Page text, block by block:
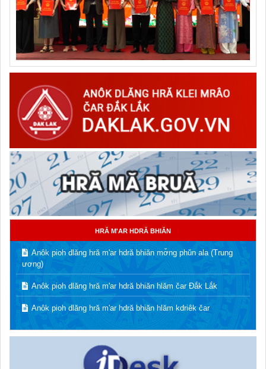
HRĂ M'AR HDRĂ BHIĂN
Anôk pioh dlăng hră m'ar hdră bhiăn mơ̌ng phǔn ala (Trung
ương)
Anôk pioh dlăng hră m'ar hdră bhiăn hlăm čar Đắk Lắk
Anôk pioh dlăng hră m'ar hdră bhiăn hlăm kdriêk čar